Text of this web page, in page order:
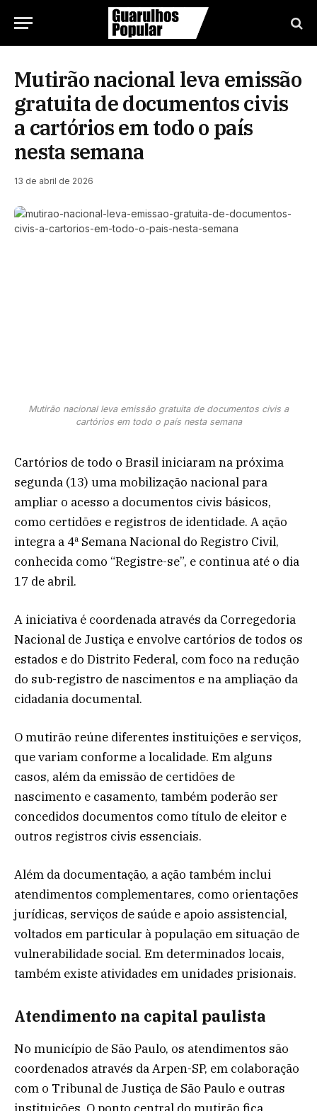
Mutirão nacional leva emissão
gratuita de documentos civis
a cartórios em todo o país
nesta semana
13 de abril de 2026
Mutirão nacional leva emissão gratuita de documentos civis a
cartórios em todo o país nesta semana
Cartórios de todo o Brasil iniciaram na próxima
segunda (13) uma mobilização nacional para
ampliar o acesso a documentos civis básicos,
como certidões e registros de identidade. A ação
integra a 4ª Semana Nacional do Registro Civil,
conhecida como “Registre-se”, e continua até o dia
17 de abril.
A iniciativa é coordenada através da Corregedoria
Nacional de Justiça e envolve cartórios de todos os
estados e do Distrito Federal, com foco na redução
do sub-registro de nascimentos e na ampliação da
cidadania documental.
O mutirão reúne diferentes instituições e serviços,
que variam conforme a localidade. Em alguns
casos, além da emissão de certidões de
nascimento e casamento, também poderão ser
concedidos documentos como título de eleitor e
outros registros civis essenciais.
Além da documentação, a ação também inclui
atendimentos complementares, como orientações
jurídicas, serviços de saúde e apoio assistencial,
voltados em particular à população em situação de
vulnerabilidade social. Em determinados locais,
também existe atividades em unidades prisionais.
Atendimento na capital paulista
No município de São Paulo, os atendimentos são
coordenados através daArpen-SP, em colaboração
com o Tribunal de Justiça de São Paulo e outras